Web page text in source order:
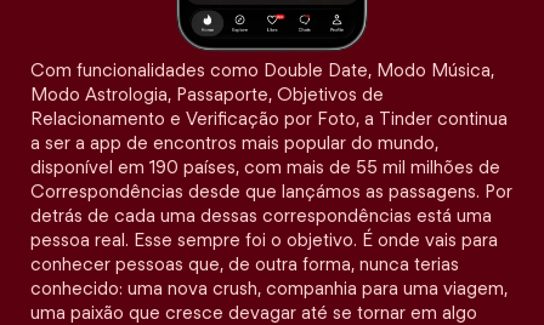
Com funcionalidades como Double Date, Modo Música,
Modo Astrologia, Passaporte, Objetivos de
Relacionamento e Verificação por Foto, a Tinder continua
a ser a app de encontros mais popular do mundo,
disponível em 190 países, com mais de 55 mil milhões de
Correspondências desde que lançámos as passagens. Por
detrás de cada uma dessas correspondências está uma
pessoa real. Esse sempre foi o objetivo. É onde vais para
conhecer pessoas que, de outra forma, nunca terias
conhecido: uma nova crush, companhia para uma viagem,
uma paixão que cresce devagar até se tornar em algo